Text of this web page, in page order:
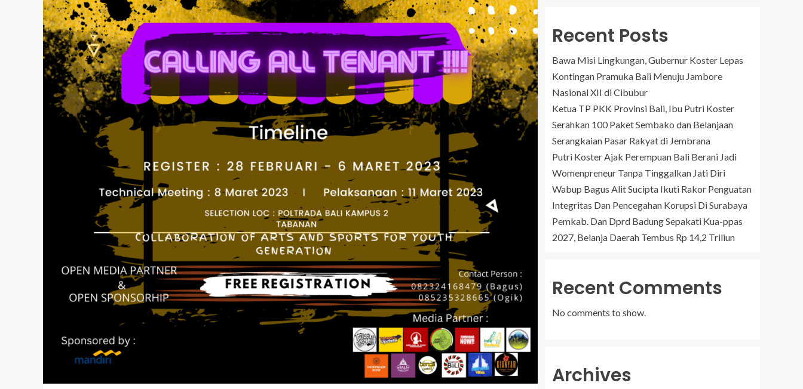
Recent Posts
Bawa Misi Lingkungan, Gubernur Koster Lepas
Kontingan Pramuka Bali Menuju Jambore
Nasional XII di Cibubur
Ketua TP PKK Provinsi Bali, Ibu Putri Koster
Serahkan 100 Paket Sembako dan Belanjaan
Serangkaian Pasar Rakyat di Jembrana
Putri Koster Ajak Perempuan Bali Berani Jadi
Womenpreneur Tanpa Tinggalkan Jati Diri
Wabup Bagus Alit Sucipta Ikuti Rakor Penguatan
Integritas Dan Pencegahan Korupsi Di Surabaya
Pemkab. Dan Dprd Badung Sepakati Kua-ppas
2027, Belanja Daerah Tembus Rp 14,2 Triliun
Recent Comments
No comments to show.
Archives